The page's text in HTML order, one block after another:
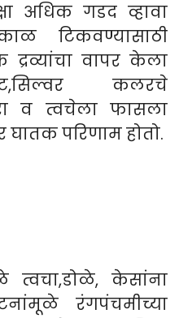
अधिक गडद व्हावा
टिकवण्यासाठी
द्रव्यांचा वापर केला
कलरचे
व त्वचेला फासला
परिणाम होतो.
त्वचा,डोळे, केसांना
रंगपंचमीच्या